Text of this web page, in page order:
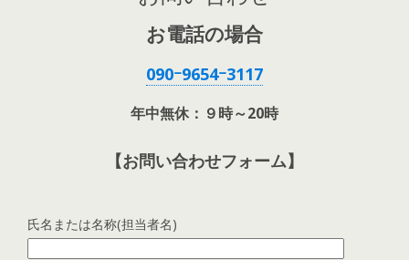
お電話の場合
090ｰ9654ｰ3117
年中無休：９時～20時
【お問い合わせフォーム】
氏名または名称(担当者名)